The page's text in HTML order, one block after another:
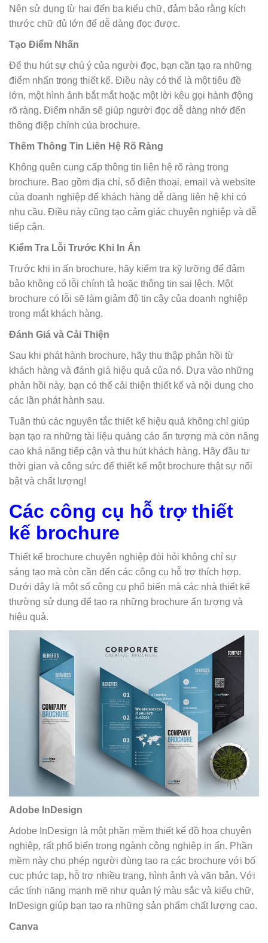
Nên sử dụng từ hai đến ba kiểu chữ, đảm bảo rằng kích
thước chữ đủ lớn để dễ dàng đọc được.
Tạo Điểm Nhấn
Để thu hút sự chú ý của người đọc, bạn cần tạo ra những
điểm nhấn trong thiết kế. Điều này có thể là một tiêu đề
lớn, một hình ảnh bắt mắt hoặc một lời kêu gọi hành động
rõ ràng. Điểm nhấn sẽ giúp người đọc dễ dàng nhớ đến
thông điệp chính của brochure.
Thêm Thông Tin Liên Hệ Rõ Ràng
Không quên cung cấp thông tin liên hệ rõ ràng trong
brochure. Bao gồm địa chỉ, số điện thoại, email và website
của doanh nghiệp để khách hàng dễ dàng liên hệ khi có
nhu cầu. Điều này cũng tạo cảm giác chuyên nghiệp và dễ
tiếp cận.
Kiểm Tra Lỗi Trước Khi In Ấn
Trước khi in ấn brochure, hãy kiểm tra kỹ lưỡng để đảm
bảo không có lỗi chính tả hoặc thông tin sai lệch. Một
brochure có lỗi sẽ làm giảm độ tin cậy của doanh nghiệp
trong mắt khách hàng.
Đánh Giá và Cải Thiện
Sau khi phát hành brochure, hãy thu thập phản hồi từ
khách hàng và đánh giá hiệu quả của nó. Dựa vào những
phản hồi này, bạn có thể cải thiện thiết kế và nội dung cho
các lần phát hành sau.
Tuân thủ các nguyên tắc thiết kế hiệu quả không chỉ giúp
bạn tạo ra những tài liệu quảng cáo ấn tượng mà còn nâng
cao khả năng tiếp cận và thu hút khách hàng. Hãy đầu tư
thời gian và công sức để thiết kế một brochure thật sự nổi
bật và chất lượng!
Các công cụ hỗ trợ thiết
kế brochure
Thiết kế brochure chuyên nghiệp đòi hỏi không chỉ sự
sáng tạo mà còn cần đến các công cụ hỗ trợ thích hợp.
Dưới đây là một số công cụ phổ biến mà các nhà thiết kế
thường sử dụng để tạo ra những brochure ấn tượng và
hiệu quả.
Adobe InDesign
Adobe InDesign là một phần mềm thiết kế đồ họa chuyên
nghiệp, rất phổ biến trong ngành công nghiệp in ấn. Phần
mềm này cho phép người dùng tạo ra các brochure với bố
cục phức tạp, hỗ trợ nhiều trang, hình ảnh và văn bản. Với
các tính năng mạnh mẽ như quản lý màu sắc và kiểu chữ,
InDesign giúp bạn tạo ra những sản phẩm chất lượng cao.
Canva